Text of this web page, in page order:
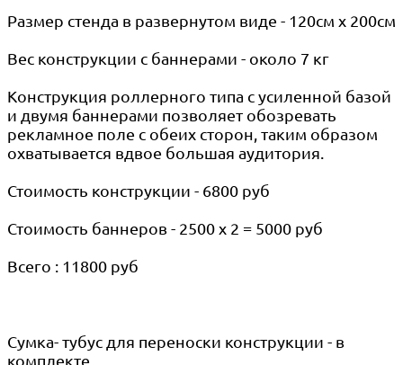
Размер стенда в развернутом виде - 120см х 200см
Вес конструкции с баннерами - около 7 кг
Конструкция роллерного типа с усиленной базой
и двумя баннерами позволяет обозревать
рекламное поле с обеих сторон, таким образом
охватывается вдвое большая аудитория.
Стоимость конструкции - 6800 руб
Стоимость баннеров - 2500 х 2 = 5000 руб
Всего : 11800 руб
Сумка- тубус для переноски конструкции - в
комплекте.